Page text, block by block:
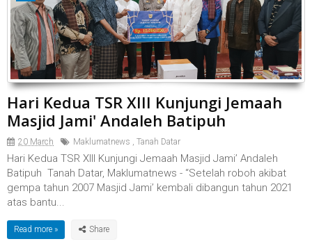
Hari Kedua TSR XIII Kunjungi Jemaah
Masjid Jami' Andaleh Batipuh
20 March Maklumatnews , Tanah Datar
Hari Kedua TSR XIII Kunjungi Jemaah Masjid Jami’ Andaleh
Batipuh Tanah Datar, Maklumatnews - “Setelah roboh akibat
gempa tahun 2007 Masjid Jami’ kembali dibangun tahun 2021
atas bantu...
Read more »